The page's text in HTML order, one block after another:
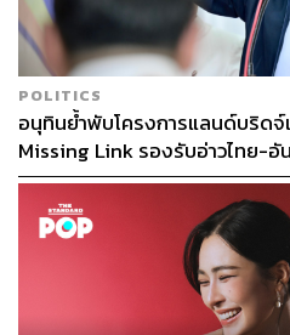
POLITICS
อนุทินย้ำพับโครงการแลนด์บริด
Missing Link รองรับอ่าวไทย-อั